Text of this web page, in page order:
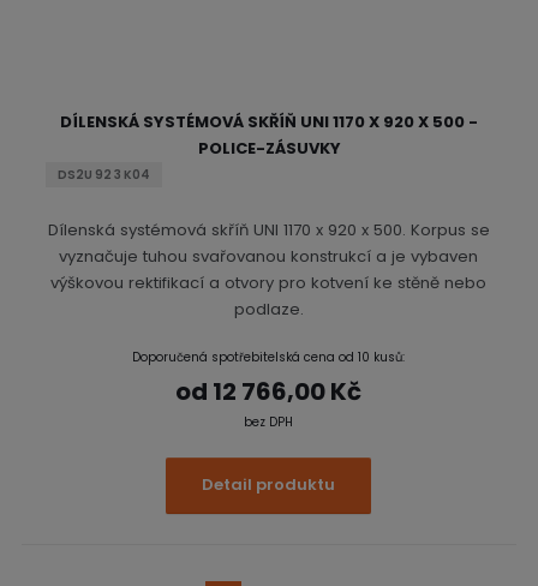
DÍLENSKÁ SYSTÉMOVÁ SKŘÍŇ UNI 1170 X 920 X 500 -
POLICE-ZÁSUVKY
DS2U 92 3 K04
Dílenská systémová skříň UNI 1170 x 920 x 500. Korpus se
vyznačuje tuhou svařovanou konstrukcí a je vybaven
výškovou rektifikací a otvory pro kotvení ke stěně nebo
podlaze.
Doporučená spotřebitelská cena od 10 kusů:
od 12 766,00 Kč
bez DPH
Detail produktu